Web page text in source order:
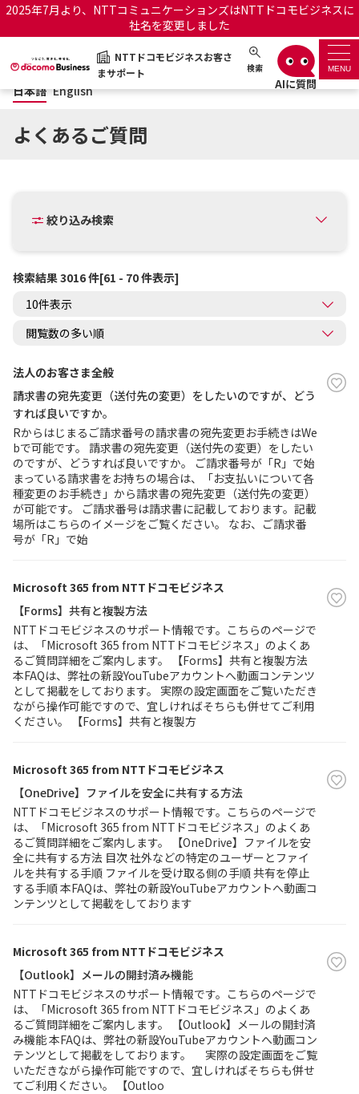
2025年7月より、NTTコミュニケーションズはNTTドコモビジネスに
社名を変更しました
NTTドコモビジネスお客さ
まサポート
検索 MENU
NTTドコモビジネスお客さまサポート 日本語 English
サポートトップ
サービス名から探す
OCNのお客さまはこちら
オフィシャルサイト
日本語 English
よくあるご質問
絞り込み検索
検索結果 3016 件[61 - 70 件表示]
法人のお客さま全般
請求書の宛先変更（送付先の変更）をしたいのですが、どう
すれば良いですか。
Rからはじまるご請求番号の請求書の宛先変更お手続きはWe
bで可能です。 請求書の宛先変更（送付先の変更）をしたい
のですが、どうすれば良いですか。 ご請求番号が「R」で始
まっている請求書をお持ちの場合は、「お支払いについて各
種変更のお手続き」から請求書の宛先変更（送付先の変更）
が可能です。 ご請求番号は請求書に記載しております。記載
場所はこちらのイメージをご覧ください。 なお、ご請求番
号が「R」で始
Microsoft 365 from NTTドコモビジネス
【Forms】共有と複製方法
NTTドコモビジネスのサポート情報です。こちらのページで
は、「Microsoft 365 from NTTドコモビジネス」のよくあ
るご質問詳細をご案内します。 【Forms】共有と複製方法
本FAQは、弊社の新設YouTubeアカウントへ動画コンテンツ
として掲載をしております。 実際の設定画面をご覧いただき
ながら操作可能ですので、宜しければそちらも併せてご利用
ください。 【Forms】共有と複製方
Microsoft 365 from NTTドコモビジネス
【OneDrive】ファイルを安全に共有する方法
NTTドコモビジネスのサポート情報です。こちらのページで
は、「Microsoft 365 from NTTドコモビジネス」のよくあ
るご質問詳細をご案内します。 【OneDrive】ファイルを安
全に共有する方法 目次 社外などの特定のユーザーとファイ
ルを共有する手順 ファイルを受け取る側の手順 共有を停止
する手順 本FAQは、弊社の新設YouTubeアカウントへ動画コ
ンテンツとして掲載をしております
Microsoft 365 from NTTドコモビジネス
【Outlook】メールの開封済み機能
NTTドコモビジネスのサポート情報です。こちらのページで
は、「Microsoft 365 from NTTドコモビジネス」のよくあ
るご質問詳細をご案内します。 【Outlook】メールの開封済
み機能 本FAQは、弊社の新設YouTubeアカウントへ動画コン
テンツとして掲載をしております。 実際の設定画面をご覧
いただきながら操作可能ですので、宜しければそちらも併せ
てご利用ください。 【Outloo